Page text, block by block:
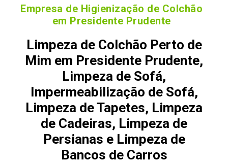
Empresa de Higienização de Colchão
em Presidente Prudente
Limpeza de Colchão Perto de
Mim em Presidente Prudente,
Limpeza de Sofá,
Impermeabilização de Sofá,
Limpeza de Tapetes, Limpeza
de Cadeiras, Limpeza de
Persianas e Limpeza de
Bancos de Carros